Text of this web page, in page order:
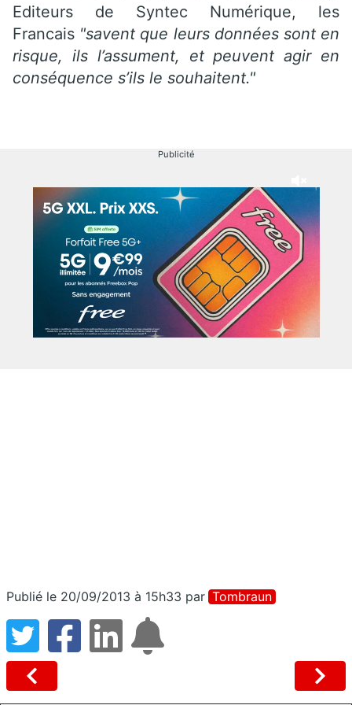
Editeurs de Syntec Numérique, les
Francais "savent que leurs données sont en
risque, ils l’assument, et peuvent agir en
conséquence s’ils le souhaitent."
Publicité
Publié le 20/09/2013 à 15h33 par Tombraun